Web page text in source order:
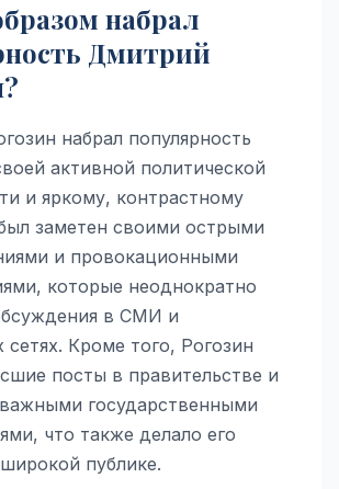
набрал
Дмитрий
набрал популярность
активной политической
и яркому, контрастному
заметен своими острыми
и провокационными
которые неоднократно
в СМИ и
сетях. Кроме того, Рогозин
посты в правительстве и
государственными
что также делало его
публике.